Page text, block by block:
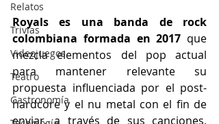
Relatos
Trivias
Videojuegos
Teatro
Gastronomía
Royals es una banda de rock
colombiana formada en 2017 que
mezcla elementos del pop actual
para mantener relevante su
propuesta influenciada por el post-
hardcore y el nu metal con el fin de
enviar, a través de sus canciones,